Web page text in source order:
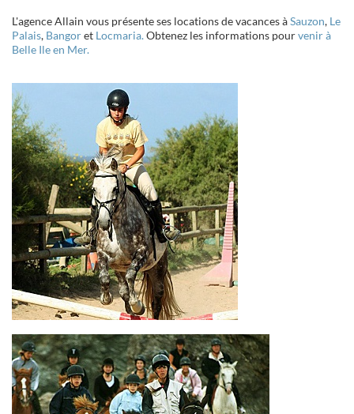
L'agence Allain vous présente ses locations de vacances àSauzon, Le
Palais, Bangoret Locmaria.Obtenez les informations pourvenir à
Belle Ile en Mer.